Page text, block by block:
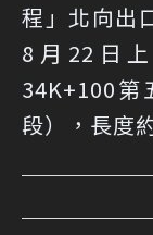
程」北向出
8月22日
34K+100
段），長度